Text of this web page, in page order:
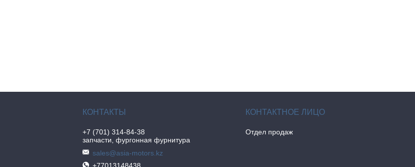
+7 (701) 314-84-38
запчасти, фургонная фурнитура
sales@asia-motors.kz
Отдел продаж